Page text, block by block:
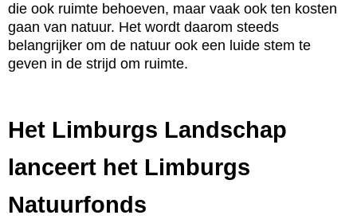
die ook ruimte behoeven, maar vaak ook ten kosten
gaan van natuur. Het wordt daarom steeds
belangrijker om de natuur ook een luide stem te
geven in de strijd om ruimte.
Het Limburgs Landschap
lanceert het Limburgs
Natuurfonds